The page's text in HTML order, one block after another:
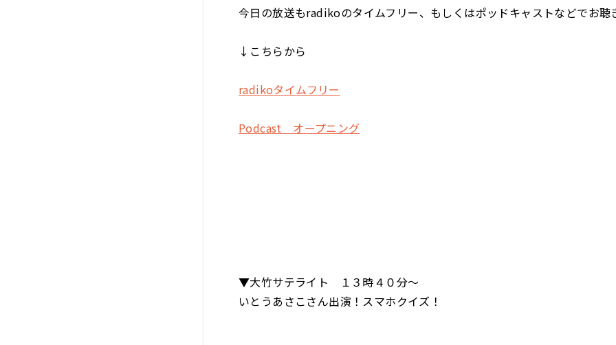
今日の放送もradikoのタイムフリー、もしくはポッドキャストなどでお聴
↓こちらから
radikoタイムフリー
Podcast オープニング
▼大竹サテライト １３時４０分～
いとうあさこさん出演！スマホクイズ！